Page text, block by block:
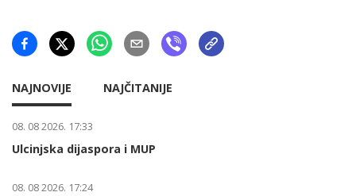
NAJNOVIJE NAJČITANIJE
08. 08 2026. 17:33
Ulcinjska dijaspora i MUP
08. 08 2026. 17:24